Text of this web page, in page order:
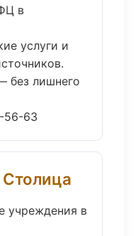
в
услуги и
без лишнего
56-63
учреждения в